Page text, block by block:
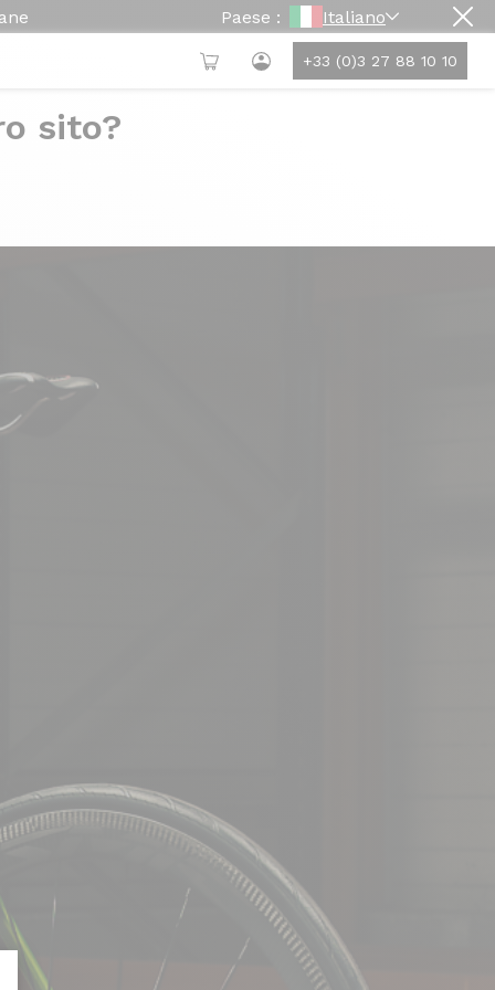
Paese : Italiano
+33 (0)3 27 88 10 10
sito?